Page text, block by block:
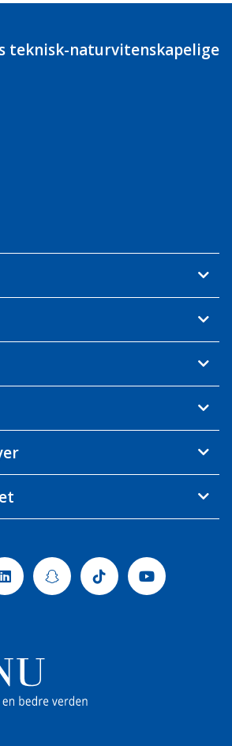
teknisk-naturvitenskapelige
LinkedinSnapchatTiktok Youtube